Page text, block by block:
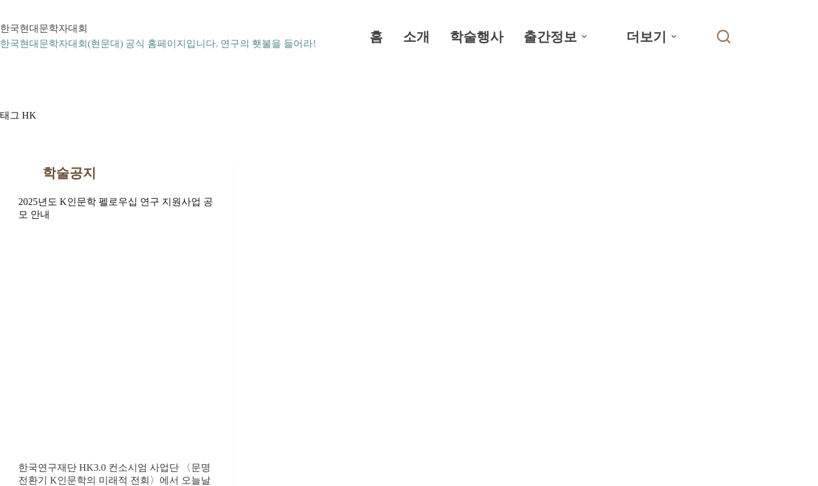
으
로
한국현대문학자대회
한국현대문학자대회(현문대) 공식 홈페이지입니다. 연구의 횃불을 들어라!
홈 소개 학술행사 출간정보 더보기
태그 HK
학술공지
2025년도 K인문학 펠로우십 연구 지원사업 공
모 안내
한국연구재단 HK3.0 컨소시엄 사업단 〈문명
전환기 K인문학의 미래적 전회〉에서 오늘날